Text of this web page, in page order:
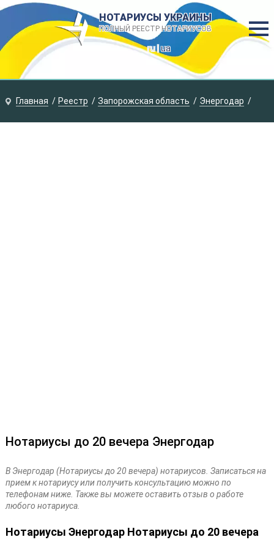
НОТАРИУСЫ УКРАИНЫ
ПОЛНЫЙ РЕЕСТР НОТАРИУСОВ
ru |ua
Главная Реестр Запорожская область Энергодар
Нотариусы до 20 вечера Энергодар
В Энергодар (Нотариусы до 20 вечера) нотариусов. Записаться на
прием к нотариусу или получить консультацию можно по
телефонам ниже. Также вы можете оставить отзыв о работе
любого нотариуса.
Нотариусы Энергодар Нотариусы до 20 вечера